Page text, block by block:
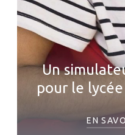
Un
pour le
EN